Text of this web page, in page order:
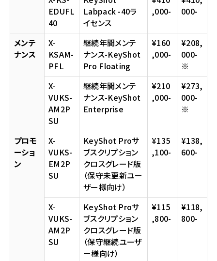
EDUFL
40
Labpack -40ラ
イセンス
,000-
000-
メンテ
ナンス
X-
KSAM-
PFL
継続年間メンテ
ナンス-KeyShot
Pro Floating
¥160
,000-
¥208,
000-
※
X-
VUKS-
AM2P
SU
継続年間メンテ
ナンス-KeyShot
Enterprise
¥210
,000-
¥273,
000-
※
プロモ
ーショ
ン
X-
VUKS-
EM2P
SU
KeyShot Proサ
ブスクリプション
クロスグレード版
（保守未更新ユー
ザー様向け）
¥135
,100-
¥138,
600-
X-
VUKS-
AM2P
SU
KeyShot Proサ
ブスクリプション
クロスグレード版
（保守継続ユーザ
ー様向け）
¥115
,800-
¥118,
800-